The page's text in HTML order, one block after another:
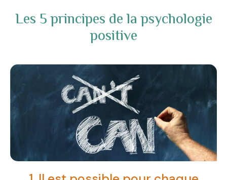
Les 5 principes de la psychologie
positive